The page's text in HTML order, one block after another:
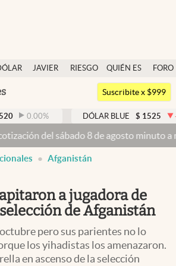
JAVIER
RIESGO
QUIÉN ES
QUIÉN
FORO
Argentina
México
Suscribite x $999
% DÓLAR BLUE $ 1525 -0.33%
sábado 8 de agosto minuto a minuto
Afganistán
a jugadora de
de Afganistán
pero sus parientes no lo
los yihadistas los amenazaron.
en ascenso de la selección